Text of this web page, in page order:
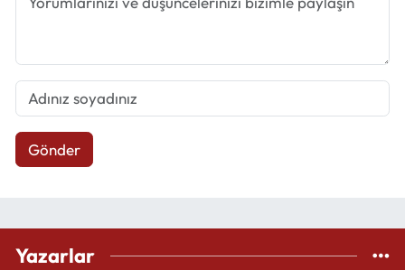
Gönder
Yazarlar